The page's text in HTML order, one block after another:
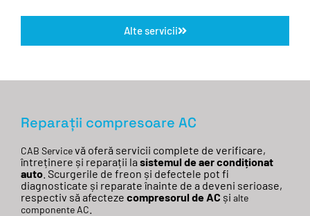
Alte servicii
Reparații compresoare AC
CAB Servicevă oferă servicii complete de verificare,
întreținere și reparații la sistemul de aercondiționat
auto . Scurgerile de freon și defectele pot fi
diagnosticate și reparate înainte de a deveni serioase,
respectiv să afecteze compresorul de AC și alte
componente AC